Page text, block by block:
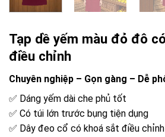
Tạp dề yếm màu đỏ đô
điều chỉnh
Chuyên nghiệp – Gọn gàng – Dễ
✅ Dáng yếm dài che phủ tốt
✅ Có túi lớn trước bụng tiện dụng
✅ Dây đeo cổ có khoá sắt điều chỉnh